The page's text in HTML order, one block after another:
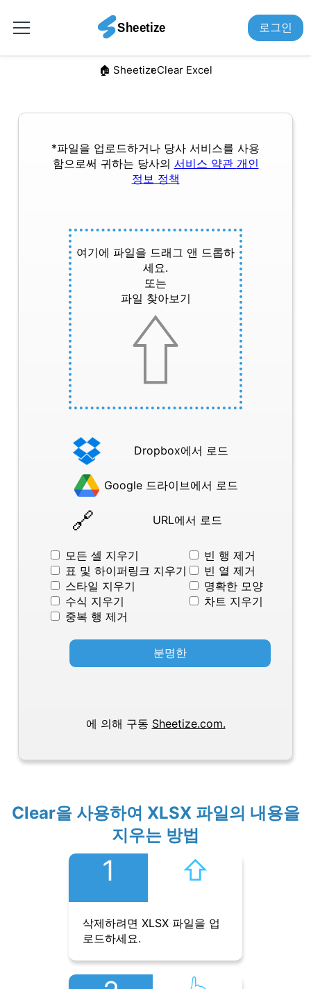
로그인
🏠︎ SheetizeClear Excel
*파일을 업로드하거나 당사 서비스를 사용
함으로써 귀하는 당사의 서비스 약관 개인
정보 정책
여기에 파일을 드래그 앤 드롭하
세요.
또는
파일 찾아보기
Dropbox에서 로드
Google 드라이브에서 로드
URL에서 로드
모든 셀 지우기
표 및 하이퍼링크 지우기
스타일 지우기
수식 지우기
중복 행 제거
빈 행 제거
빈 열 제거
명확한 모양
차트 지우기
분명한
에 의해 구동 Sheetize.com.
Clear을 사용하여 XLSX 파일의 내용을
지우는 방법
1 ⇧︎
삭제하려면 XLSX 파일을 업
로드하세요.